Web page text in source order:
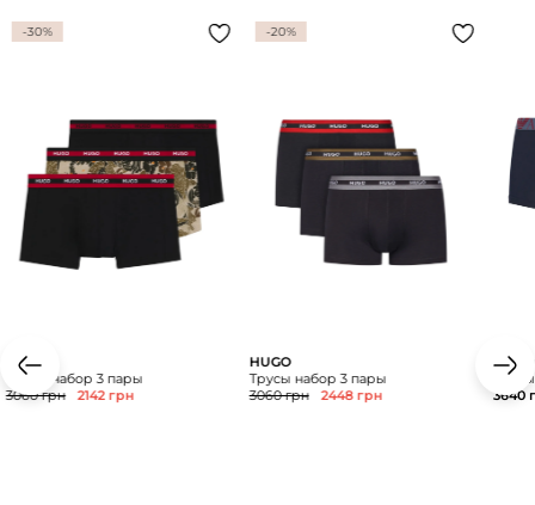
-30%
HUGO
Трусы набор 3 пары
3060 грн
2142 грн
-20%
HUGO
Трусы набор 3 пары
3060 грн
2448 грн
3640